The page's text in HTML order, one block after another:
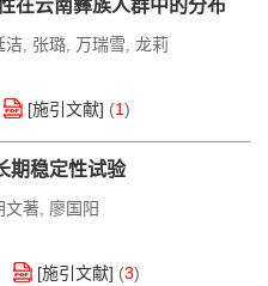
在云南彝族人群中的分布
洁, 张璐, 万瑞雪, 龙莉
[施引文献] (1)
期稳定性试验
文著, 廖国阳
[施引文献] (3)